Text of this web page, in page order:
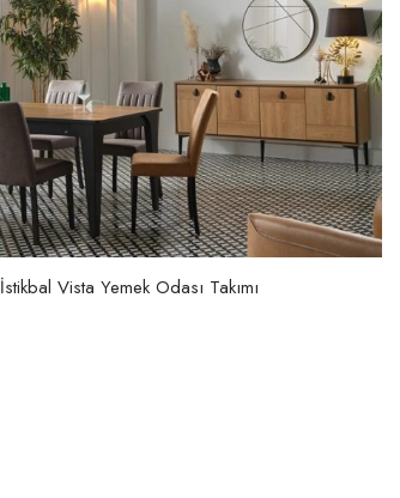
İstikbal Vista Yemek Odası Takımı